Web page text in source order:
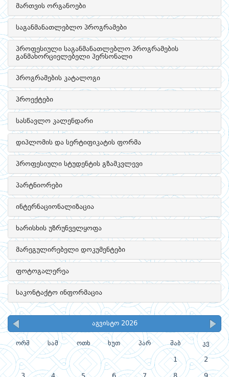
მართვის ორგანოები
საგანმანათლებლო პროგრამები
პროფესიული საგანმანათლებლო პროგრამების
განმახორციელებელი პერსონალი
პროგრამების კატალოგი
პროექტები
სასწავლო კალენდარი
დიპლომის და სერტიფიკატის ფორმა
პროფესიული სტუდენტის გზამკვლევი
პარტნიორები
ინტერნაციონალიზაცია
ხარისხის უზრუნველყოფა
მარეგულირებელი დოკუმენტები
ფოტოგალერეა
საკონტაქტო ინფორმაცია
აგვისტო 2026
ორშ სამ ოთხ ხუთ პარ შაბ კვ
1 2